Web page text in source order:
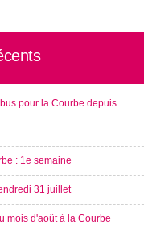
pour la Courbe depuis
: 1e semaine
31 juillet
mois d'août à la Courbe